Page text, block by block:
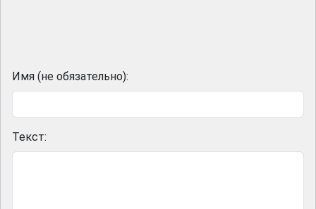
Имя (не обязательно):
Текст: